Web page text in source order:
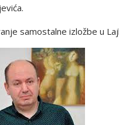
samostalne izložbe u